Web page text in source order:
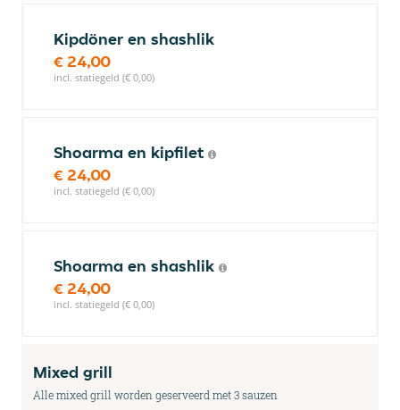
Kipdöner en shashlik
€ 24,00
incl. statiegeld (€ 0,00)
Shoarma en kipfilet
€ 24,00
incl. statiegeld (€ 0,00)
Shoarma en shashlik
€ 24,00
incl. statiegeld (€ 0,00)
Mixed grill
Alle mixed grill worden geserveerd met 3 sauzen